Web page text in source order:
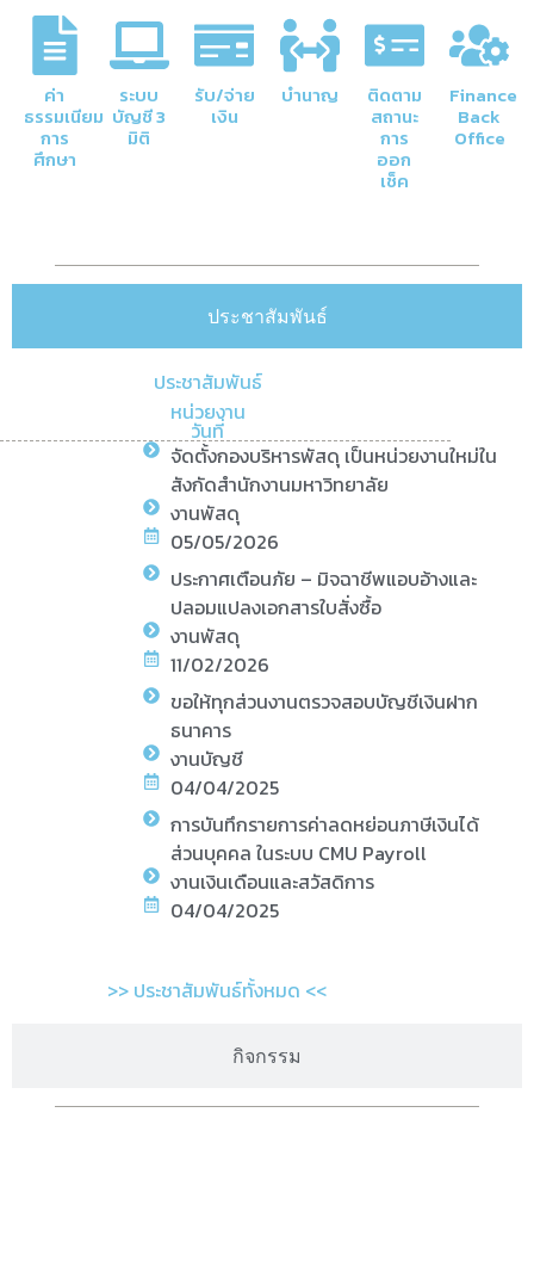
ค่า
ธรรมเนียม
การ
ศึกษา
ระบบ
บัญชี 3
มิติ
รับ/จ่าย
เงิน
บำนาญ ติดตาม
สถานะ
การ
ออก
เช็ค
Finance
Back
Office
ประชาสัมพันธ์
กิจกรรม
ประชาสัมพันธ์
หน่วยงาน
วันที่
จัดตั้งกองบริหารพัสดุ เป็นหน่วยงานใหม่ใน
สังกัดสำนักงานมหาวิทยาลัย
งานพัสดุ
05/05/2026
ประกาศเตือนภัย – มิจฉาชีพแอบอ้างและ
ปลอมแปลงเอกสารใบสั่งซื้อ
งานพัสดุ
11/02/2026
ขอให้ทุกส่วนงานตรวจสอบบัญชีเงินฝาก
ธนาคาร
งานบัญชี
04/04/2025
การบันทึกรายการค่าลดหย่อนภาษีเงินได้
ส่วนบุคคล ในระบบ CMU Payroll
งานเงินเดือนและสวัสดิการ
04/04/2025
>> ประชาสัมพันธ์ทั้งหมด <<